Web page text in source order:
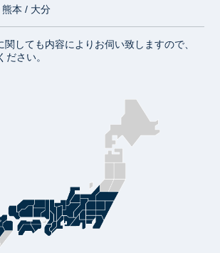
本 / 大分
しても内容によりお伺い致しますので、
ださい。